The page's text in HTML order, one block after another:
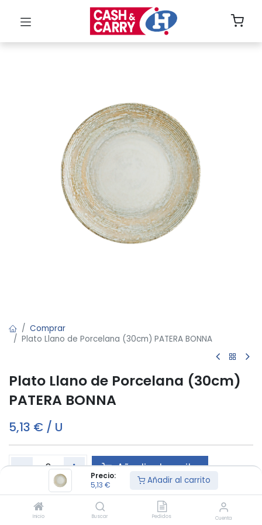
Precio:
5,13 € Añadir al carrito
Inicio Buscar Pedidos Cuenta
Comprar
Plato Llano de Porcelana (30cm) PATERA BONNA
Plato Llano de Porcelana (30cm)
PATERA BONNA
5,13 € / U
Añadir al carrito
Este producto es vendido en cajas de 6